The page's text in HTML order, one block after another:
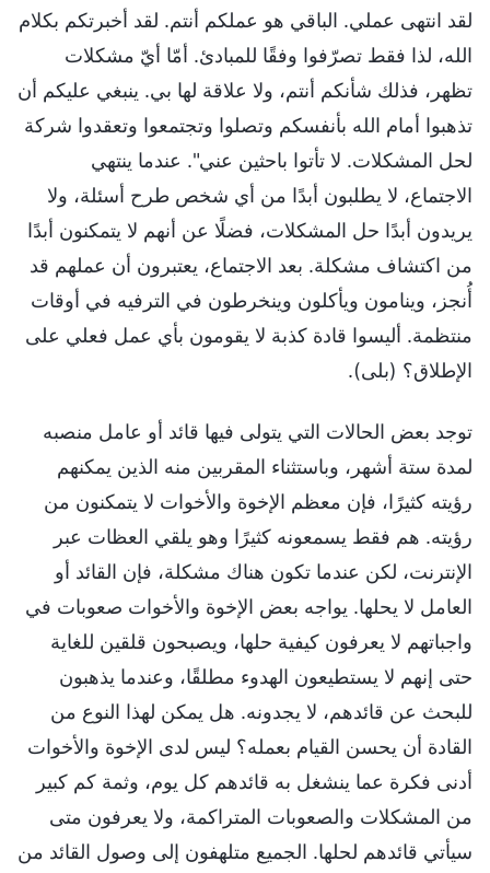
لقد انتهى عملي. الباقي هو عملكم أنتم. لقد أخبرتكم بكلام
الله، لذا فقط تصرّفوا وفقًا للمبادئ. أمّا أيّ مشكلات
تظهر، فذلك شأنكم أنتم، ولا علاقة لها بي. ينبغي عليكم أن
تذهبوا أمام الله بأنفسكم وتصلوا وتجتمعوا وتعقدوا شركة
لحل المشكلات. لا تأتوا باحثين عني". عندما ينتهي
الاجتماع، لا يطلبون أبدًا من أي شخص طرح أسئلة، ولا
يريدون أبدًا حل المشكلات، فضلًا عن أنهم لا يتمكنون أبدًا
من اكتشاف مشكلة. بعد الاجتماع، يعتبرون أن عملهم قد
أُنجز، وينامون ويأكلون وينخرطون في الترفيه في أوقات
منتظمة. أليسوا قادة كذبة لا يقومون بأي عمل فعلي على
الإطلاق؟ (بلى).
توجد بعض الحالات التي يتولى فيها قائد أو عامل منصبه
لمدة ستة أشهر، وباستثناء المقربين منه الذين يمكنهم
رؤيته كثيرًا، فإن معظم الإخوة والأخوات لا يتمكنون من
رؤيته. هم فقط يسمعونه كثيرًا وهو يلقي العظات عبر
الإنترنت، لكن عندما تكون هناك مشكلة، فإن القائد أو
العامل لا يحلها. يواجه بعض الإخوة والأخوات صعوبات في
واجباتهم لا يعرفون كيفية حلها، ويصبحون قلقين للغاية
حتى إنهم لا يستطيعون الهدوء مطلقًا، وعندما يذهبون
للبحث عن قائدهم، لا يجدونه. هل يمكن لهذا النوع من
القادة أن يحسن القيام بعمله؟ ليس لدى الإخوة والأخوات
أدنى فكرة عما ينشغل به قائدهم كل يوم، وثمة كم كبير
من المشكلات والصعوبات المتراكمة، ولا يعرفون متى
سيأتي قائدهم لحلها. الجميع متلهفون إلى وصول القائد من